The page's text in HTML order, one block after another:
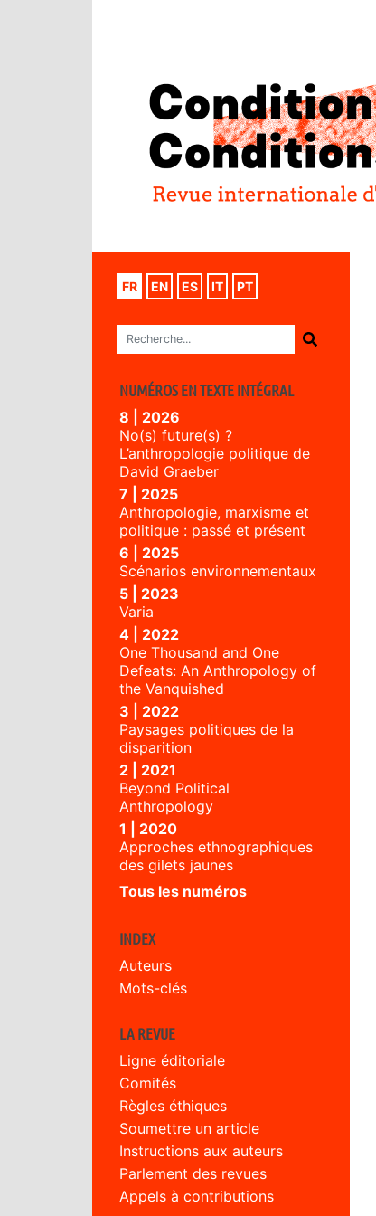
FR EN ES IT PT
NUMÉROS EN TEXTE INTÉGRAL
8 | 2026
No(s) future(s) ?
L’anthropologie politique de
David Graeber
7 | 2025
Anthropologie, marxisme et
politique : passé et présent
6 | 2025
Scénarios environnementaux
5 | 2023
Varia
4 | 2022
One Thousand and One
Defeats: An Anthropology of
the Vanquished
3 | 2022
Paysages politiques de la
disparition
2 | 2021
Beyond Political
Anthropology
1 | 2020
Approches ethnographiques
des gilets jaunes
Tous les numéros
INDEX
Auteurs
Mots-clés
LA REVUE
Ligne éditoriale
Comités
Règles éthiques
Soumettre un article
Instructions aux auteurs
Parlement des revues
Appels à contributions